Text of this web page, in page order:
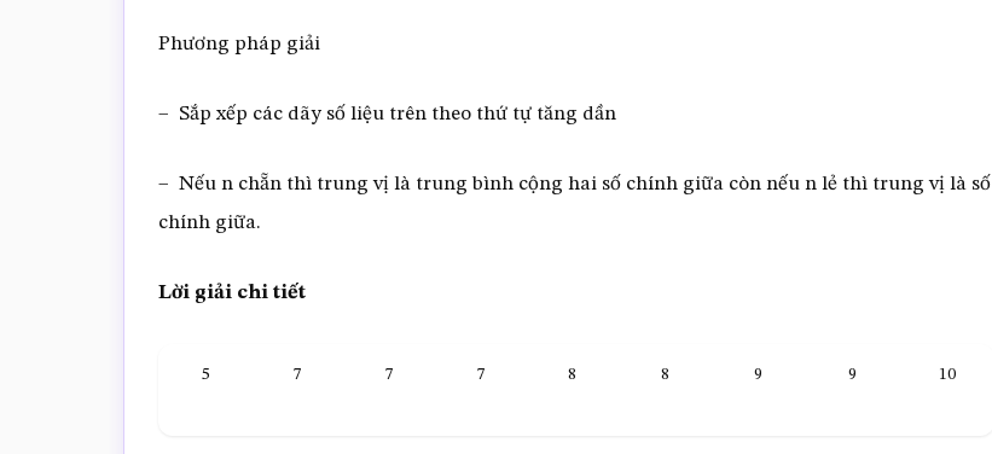
Phương pháp giải
– Sắp xếp các dãy số liệu trên theo thứ tự tăng dần
– Nếu n chẵn thì trung vị là trung bình cộng hai số chính giữa còn nếu n lẻ thì trung vị là số
chính giữa.
Lời giải chi tiết
5 7 7 7 8 8 9 9 10